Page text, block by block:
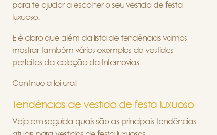
para te ajudar a escolher o seu vestido de festa
luxuoso.
E é claro que além da lista de tendências vamos
mostrar também vários exemplos de vestidos
perfeitos da coleção da Internovias.
Continue a leitura!
Tendências de vestido de festa luxuoso
Veja em seguida quais são as principais tendências